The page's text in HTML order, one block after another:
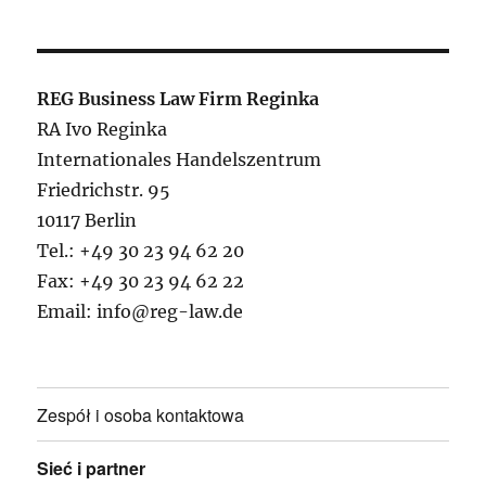
REG Business Law Firm Reginka
RA Ivo Reginka
Internationales Handelszentrum
Friedrichstr. 95
10117 Berlin
Tel.: +49 30 23 94 62 20
Fax: +49 30 23 94 62 22
Email: info@reg-law.de
Zespół i osoba kontaktowa
Sieć i partner